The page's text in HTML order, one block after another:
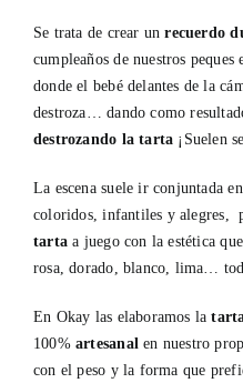
Se trata de crear unrecuerdo
cumpleaños de nuestros
donde el bebé delantes de la
destroza… dando como
destrozando la tarta ¡Suelen
La escena suele ir conjuntada
coloridos, infantiles y alegres,
tarta a juego con la estética
rosa, dorado, blanco, lima…
En Okay las elaboramos la
100%artesanalen nuestro
con el peso y la forma que